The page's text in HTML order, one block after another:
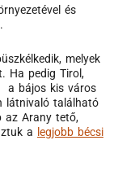
és
melyek
Ha pedig Tirol,
a bájos kis város
látnivaló található
az Arany tető,
a legjobb bécsi